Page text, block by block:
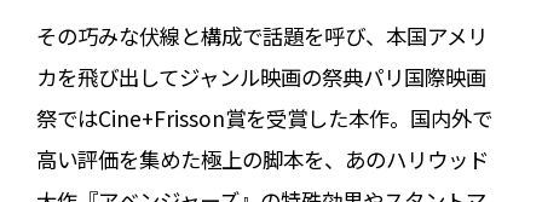
その巧みな伏線と構成で話題を呼び、本国アメリ
カを飛び出してジャンル映画の祭典パリ国際映画
祭ではCine+Frisson賞を受賞した本作。国内外で
高い評価を集めた極上の脚本を、あのハリウッド